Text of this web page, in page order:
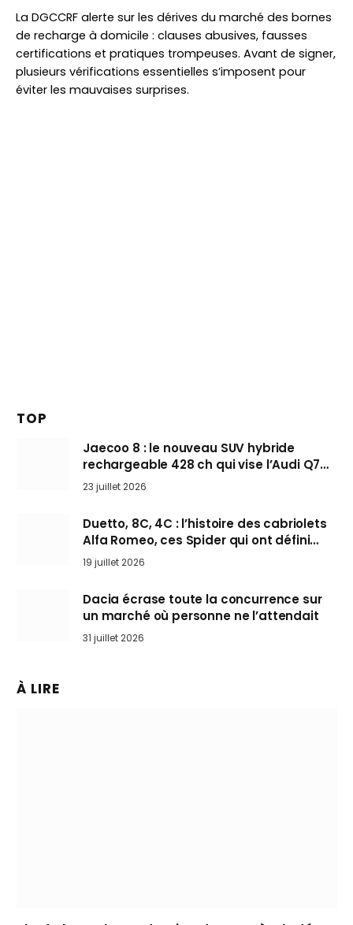
La DGCCRF alerte sur les dérives du marché des bornes
de recharge à domicile : clauses abusives, fausses
certifications et pratiques trompeuses. Avant de signer,
plusieurs vérifications essentielles s’imposent pour
éviter les mauvaises surprises.
TOP
Jaecoo 8 : le nouveau SUV hybride
rechargeable 428 ch qui vise l’Audi Q7
arrive en Europe cet automne
23 juillet 2026
Duetto, 8C, 4C : l’histoire des cabriolets
Alfa Romeo, ces Spider qui ont défini
l’art de rouler cheveux au vent
19 juillet 2026
Dacia écrase toute la concurrence sur
un marché où personne ne l’attendait
31 juillet 2026
À LIRE